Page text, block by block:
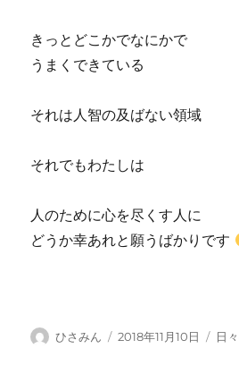
きっとどこかでなにかで
うまくできている
それは人智の及ばない領域
それでもわたしは
人のために心を尽くす人に
どうか幸あれと願うばかりです
投
ひさみん
投
2018年11月10日
カ
日